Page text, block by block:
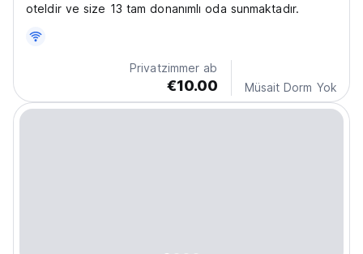
oteldir ve size 13 tam donanımlı oda sunmaktadır.
Privatzimmer ab
€10.00 Müsait Dorm Yok